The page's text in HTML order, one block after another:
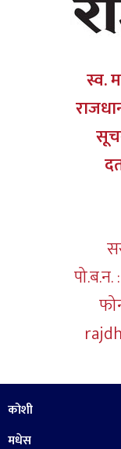
स्व.
कोशी
मधेस